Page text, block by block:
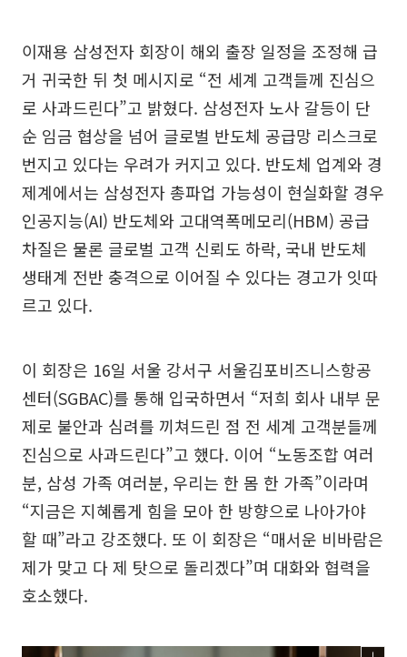
이재용 삼성전자 회장이 해외 출장 일정을 조정해 급
거 귀국한 뒤 첫 메시지로 “전 세계 고객들께 진심으
로 사과드린다”고 밝혔다. 삼성전자 노사 갈등이 단
순 임금 협상을 넘어 글로벌 반도체 공급망 리스크로
번지고 있다는 우려가 커지고 있다. 반도체 업계와 경
제계에서는 삼성전자 총파업 가능성이 현실화할 경우
인공지능(AI) 반도체와 고대역폭메모리(HBM) 공급
차질은 물론 글로벌 고객 신뢰도 하락, 국내 반도체
생태계 전반 충격으로 이어질 수 있다는 경고가 잇따
르고 있다.
이 회장은 16일 서울 강서구 서울김포비즈니스항공
센터(SGBAC)를 통해 입국하면서 “저희 회사 내부 문
제로 불안과 심려를 끼쳐드린 점 전 세계 고객분들께
진심으로 사과드린다”고 했다. 이어 “노동조합 여러
분, 삼성 가족 여러분, 우리는 한 몸 한 가족”이라며
“지금은 지혜롭게 힘을 모아 한 방향으로 나아가야
할 때”라고 강조했다. 또 이 회장은 “매서운 비바람은
제가 맞고 다 제 탓으로 돌리겠다”며 대화와 협력을
호소했다.